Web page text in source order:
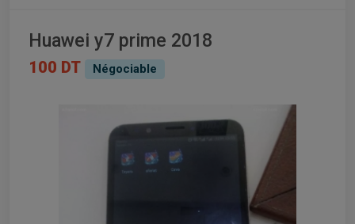
Huawei y7 prime 2018
100 DT Négociable